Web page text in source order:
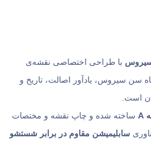
با طراحی اختصاصی نقشه‌ی
یادآور اصالت، تاریخ و
شده و چاپ نقشه و مختصات
سابلیمیشن مقاوم در برابر شستشو